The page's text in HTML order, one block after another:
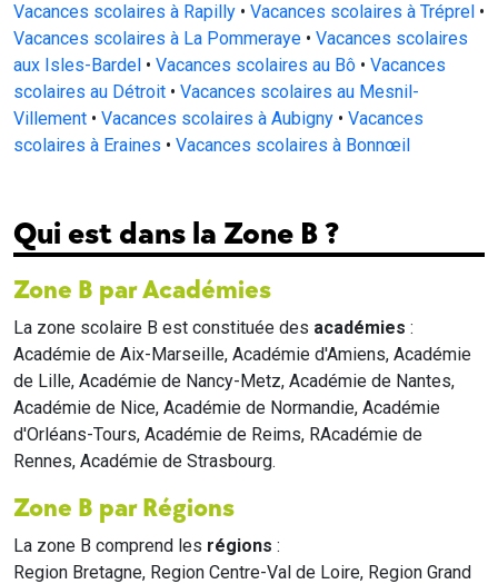
Vacances scolaires à Rapilly • Vacances scolaires à Tréprel •
Vacances scolaires à La Pommeraye • Vacances scolaires
aux Isles-Bardel • Vacances scolaires au Bô • Vacances
scolaires au Détroit • Vacances scolaires au Mesnil-
Villement • Vacances scolaires à Aubigny • Vacances
scolaires à Eraines • Vacances scolaires à Bonnœil
Qui est dans la Zone B ?
Zone B par Académies
La zone scolaire B est constituée des académies :
Académie de Aix-Marseille, Académie d'Amiens, Académie
de Lille, Académie de Nancy-Metz, Académie de Nantes,
Académie de Nice, Académie de Normandie, Académie
d'Orléans-Tours, Académie de Reims, RAcadémie de
Rennes, Académie de Strasbourg.
Zone B par Régions
La zone B comprend les régions :
Region Bretagne, Region Centre-Val de Loire, Region Grand